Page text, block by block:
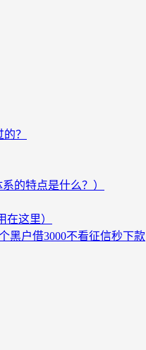
？
的特点是什么？）
这里）
黑户借3000不看征信秒下款